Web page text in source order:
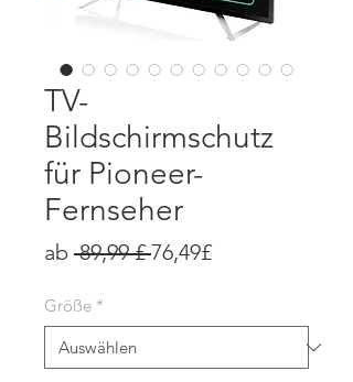
TV-
Bildschirmschutz
für Pioneer-
Fernseher
ab 89,99 £ Standardpreis
76,49£Sale-
Größe *